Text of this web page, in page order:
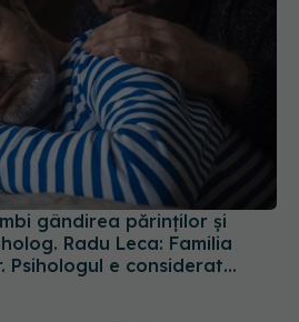
Radu Leca: Familia
Psihologul e considerat
te ajută să-ți faci curățenie